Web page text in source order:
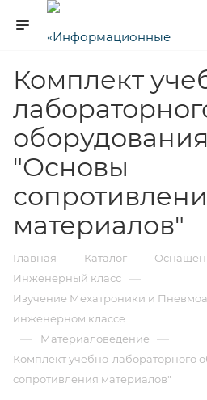
Комплект
оборудования
"Основы
материалов"
Главная — Каталог —
Инженерный класс —
Изучение Мехатроники и
инженерном классе
— Материаловедение —
Комплект учебно-лабораторного
сопротивления материалов"